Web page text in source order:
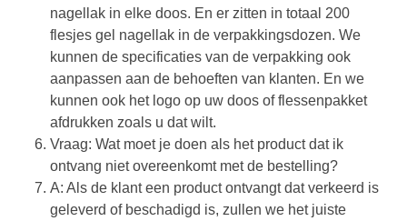
nagellak in elke doos. En er zitten in totaal 200
flesjes gel nagellak in de verpakkingsdozen. We
kunnen de specificaties van de verpakking ook
aanpassen aan de behoeften van klanten. En we
kunnen ook het logo op uw doos of flessenpakket
afdrukken zoals u dat wilt.
Vraag: Wat moet je doen als het product dat ik
ontvang niet overeenkomt met de bestelling?
A: Als de klant een product ontvangt dat verkeerd is
geleverd of beschadigd is, zullen we het juiste